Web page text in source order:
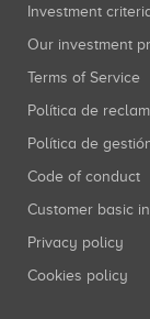
Investment
Our investment
Terms of Service
Política de
Política de
Code of conduct
Customer basic
Privacy policy
Cookies policy